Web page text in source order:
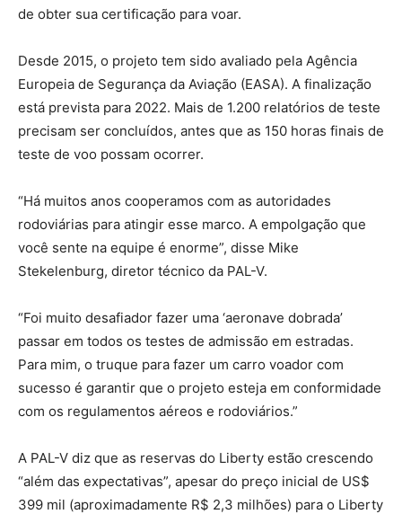
de obter sua certificação para voar.
Desde 2015, o projeto tem sido avaliado pela Agência
Europeia de Segurança da Aviação (EASA). A finalização
está prevista para 2022. Mais de 1.200 relatórios de teste
precisam ser concluídos, antes que as 150 horas finais de
teste de voo possam ocorrer.
“Há muitos anos cooperamos com as autoridades
rodoviárias para atingir esse marco. A empolgação que
você sente na equipe é enorme”, disse Mike
Stekelenburg, diretor técnico da PAL-V.
“Foi muito desafiador fazer uma ‘aeronave dobrada’
passar em todos os testes de admissão em estradas.
Para mim, o truque para fazer um carro voador com
sucesso é garantir que o projeto esteja em conformidade
com os regulamentos aéreos e rodoviários.”
A PAL-V diz que as reservas do Liberty estão crescendo
“além das expectativas”, apesar do preço inicial de US$
399 mil (aproximadamente R$ 2,3 milhões) para o Liberty